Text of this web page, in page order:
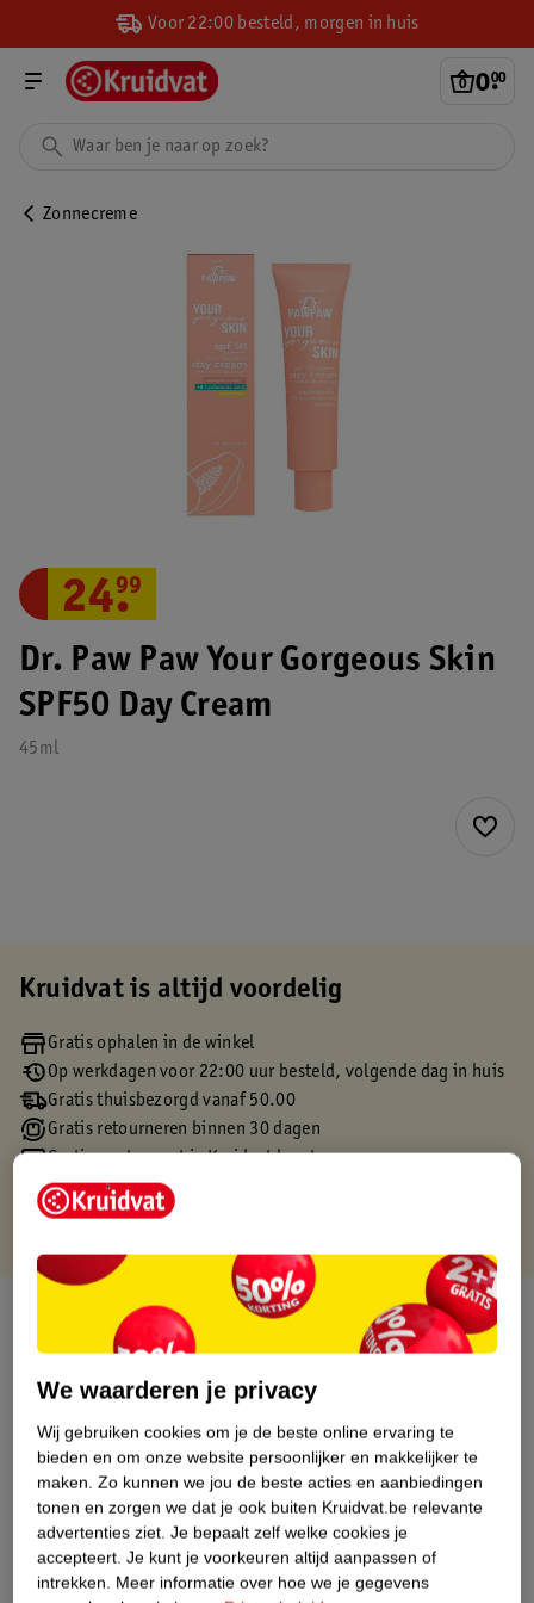
Voor 22:00 besteld, morgen in huis
0.
00
Zonnecreme
Dr. Paw Paw Your Gorgeous Skin
SPF50 Day Cream
45ml
24.
99
Kruidvat is altijd voordelig
Gratis ophalen in de winkel
Op werkdagen voor 22:00 uur besteld, volgende dag in huis
Gratis thuisbezorgd vanaf 50.00
Gratis retourneren binnen 30 dagen
Gratis punten met je Kruidvat kaart
Over dit product
Etiketinformatie
Nature Impact Score
Dit product heeft (nog) geen Nature
Impact Score.
Meer informatie
We waarderen je privacy
Wij gebruiken cookies om je de beste online ervaring te
bieden en om onze website persoonlijker en makkelijker te
maken. Zo kunnen we jou de beste acties en aanbiedingen
tonen en zorgen we dat je ook buiten Kruidvat.be relevante
advertenties ziet. Je bepaalt zelf welke cookies je
accepteert. Je kunt je voorkeuren altijd aanpassen of
intrekken. Meer informatie over hoe we je gegevens